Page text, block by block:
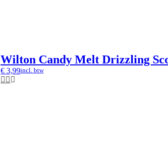
Wilton Candy Melt Drizzling
€ 3,99incl. btw